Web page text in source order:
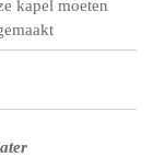
kapel moeten